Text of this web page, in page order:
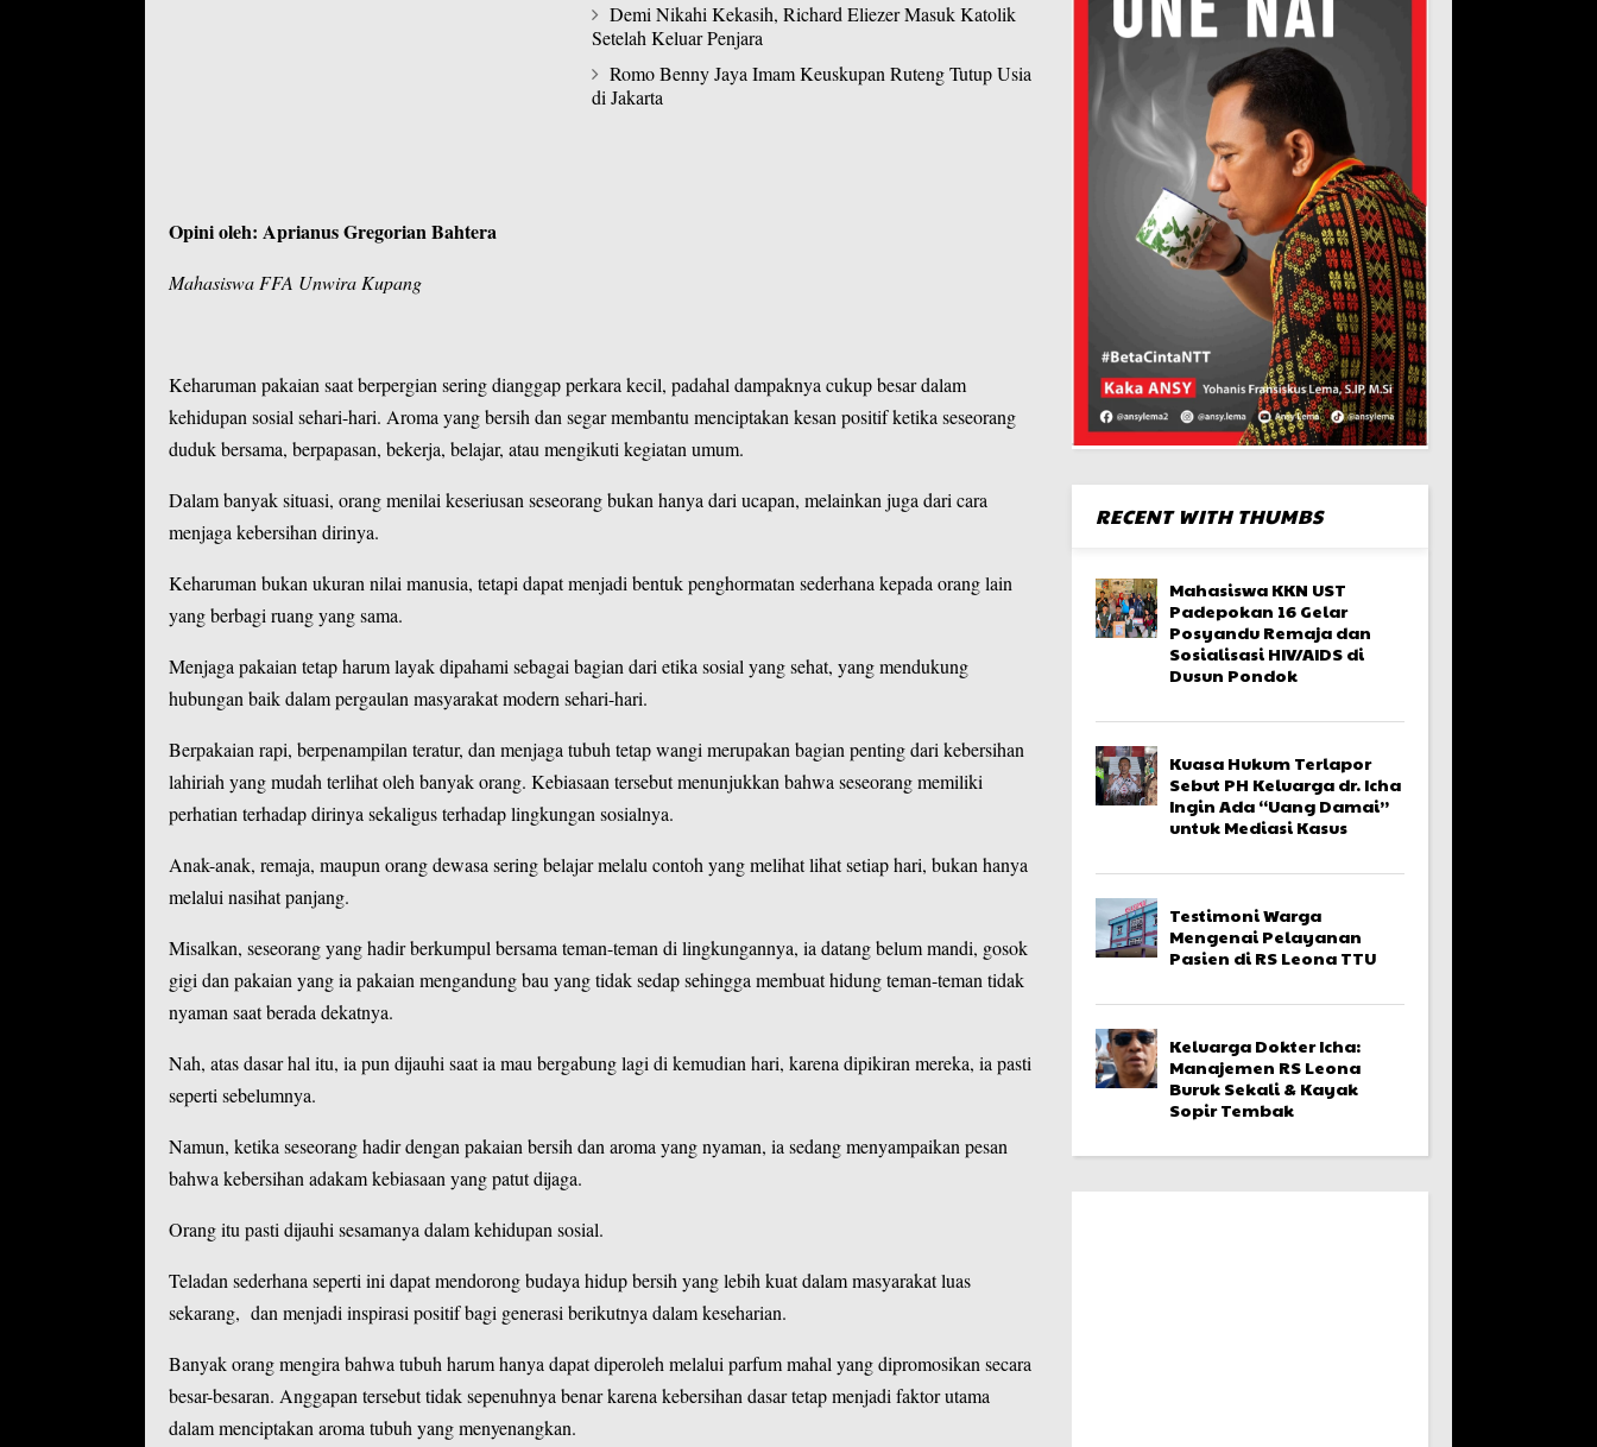
Demi Nikahi Kekasih, Richard Eliezer Masuk Katolik
Setelah Keluar Penjara
Romo Benny Jaya Imam Keuskupan Ruteng Tutup Usia
di Jakarta
Opini oleh: Aprianus Gregorian Bahtera
Mahasiswa FFA Unwira Kupang
Keharuman pakaian saat berpergian sering dianggap perkara kecil, padahal dampaknya cukup besar dalam
kehidupan sosial sehari-hari. Aroma yang bersih dan segar membantu menciptakan kesan positif ketika seseorang
duduk bersama, berpapasan, bekerja, belajar, atau mengikuti kegiatan umum.
Dalam banyak situasi, orang menilai keseriusan seseorang bukan hanya dari ucapan, melainkan juga dari cara
menjaga kebersihan dirinya.
Keharuman bukan ukuran nilai manusia, tetapi dapat menjadi bentuk penghormatan sederhana kepada orang lain
yang berbagi ruang yang sama.
Menjaga pakaian tetap harum layak dipahami sebagai bagian dari etika sosial yang sehat, yang mendukung
hubungan baik dalam pergaulan masyarakat modern sehari-hari.
Berpakaian rapi, berpenampilan teratur, dan menjaga tubuh tetap wangi merupakan bagian penting dari kebersihan
lahiriah yang mudah terlihat oleh banyak orang. Kebiasaan tersebut menunjukkan bahwa seseorang memiliki
perhatian terhadap dirinya sekaligus terhadap lingkungan sosialnya.
Anak-anak, remaja, maupun orang dewasa sering belajar melalu contoh yang melihat lihat setiap hari, bukan hanya
melalui nasihat panjang.
Misalkan, seseorang yang hadir berkumpul bersama teman-teman di lingkungannya, ia datang belum mandi, gosok
gigi dan pakaian yang ia pakaian mengandung bau yang tidak sedap sehingga membuat hidung teman-teman tidak
nyaman saat berada dekatnya.
Nah, atas dasar hal itu, ia pun dijauhi saat ia mau bergabung lagi di kemudian hari, karena dipikiran mereka, ia pasti
seperti sebelumnya.
Namun, ketika seseorang hadir dengan pakaian bersih dan aroma yang nyaman, ia sedang menyampaikan pesan
bahwa kebersihan adakam kebiasaan yang patut dijaga.
Orang itu pasti dijauhi sesamanya dalam kehidupan sosial.
Teladan sederhana seperti ini dapat mendorong budaya hidup bersih yang lebih kuat dalam masyarakat luas
sekarang, dan menjadi inspirasi positif bagi generasi berikutnya dalam keseharian.
Banyak orang mengira bahwa tubuh harum hanya dapat diperoleh melalui parfum mahal yang dipromosikan secara
besar-besaran. Anggapan tersebut tidak sepenuhnya benar karena kebersihan dasar tetap menjadi faktor utama
dalam menciptakan aroma tubuh yang menyenangkan.
RECENT WITH THUMBS
Mahasiswa KKN UST
Padepokan 16 Gelar
Posyandu Remaja dan
Sosialisasi HIV/AIDS di
Dusun Pondok
Kuasa Hukum Terlapor
Sebut PH Keluarga dr. Icha
Ingin Ada “Uang Damai”
untuk Mediasi Kasus
Testimoni Warga
Mengenai Pelayanan
Pasien di RS Leona TTU
Keluarga Dokter Icha:
Manajemen RS Leona
Buruk Sekali & Kayak
Sopir Tembak